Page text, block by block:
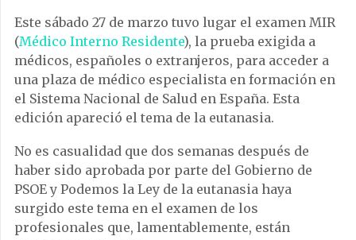
Este sábado 27 de marzo tuvo lugar el examen MIR
(Médico Interno Residente), la prueba exigida a
médicos, españoles o extranjeros, para acceder a
una plaza de médico especialista en formación en
el Sistema Nacional de Salud en España. Esta
edición apareció el tema de la eutanasia.
No es casualidad que dos semanas después de
haber sido aprobada por parte del Gobierno de
PSOE y Podemos la Ley de la eutanasia haya
surgido este tema en el examen de los
profesionales que, lamentablemente, están